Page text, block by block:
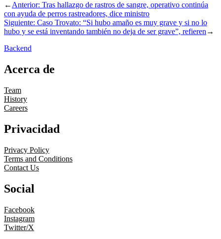
←Anterior: Tras hallazgo de rastros de sangre, operativo continúa
con ayuda de perros rastreadores, dice ministro
Siguiente: Caso Trovato: “Si hubo amaño es muy grave y si no lo
hubo y se está inventando también no deja de ser grave”, refieren→
Backend
Acerca de
Team
History
Careers
Privacidad
Privacy Policy
Terms and Conditions
Contact Us
Social
Facebook
Instagram
Twitter/X